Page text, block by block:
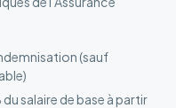
(sauf
du salaire de base à partir